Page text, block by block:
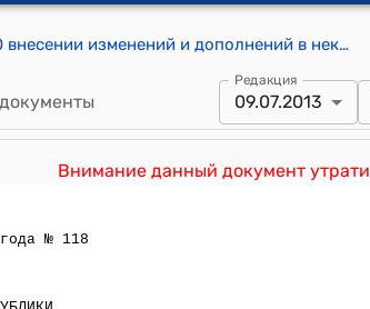
Закон КР от 28 июня 1996 года N 32 "О внесении изменений и дополнений в некоторые законодательные акты Кыргызской Республики"
Редакция
09.07.2013
Внимание данный документ